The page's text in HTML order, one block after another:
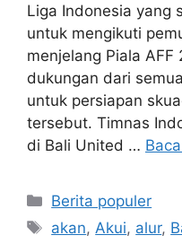
Liga Indonesia yang
untuk mengikuti
menjelang Piala
dukungan dari
untuk persiapan
tersebut. Timnas
di Bali United …
Kategori
Berita populer
Tag
akan, Akui, alur,